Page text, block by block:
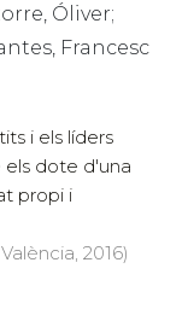
Óliver;
Francesc
i els líders
dote d'una
propi i
2016)